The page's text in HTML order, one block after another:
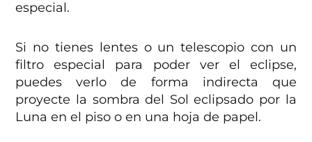
especial.
Si no tienes lentes o un telescopio con un
filtro especial para poder ver el eclipse,
puedes verlo de forma indirecta que
proyecte la sombra del Sol eclipsado por la
Luna en el piso o en una hoja de papel.